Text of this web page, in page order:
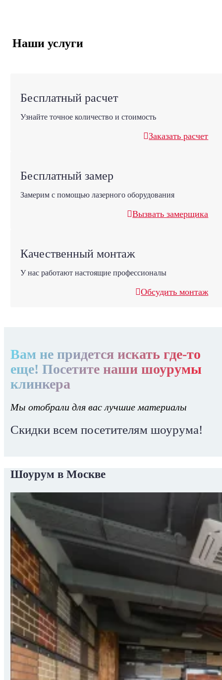
Наши услуги
Бесплатный расчет
Узнайте точное количество и стоимость
Заказать расчет
Бесплатный замер
Замерим с помощью лазерного оборудования
Вызвать замерщика
Качественный монтаж
У нас работают настоящие профессионалы
Обсудить монтаж
Вам не придется искать где-то
еще! Посетите наши шоурумы
клинкера
Мы отобрали для вас лучшие материалы
Скидки всем посетителям шоурума!
Шоурум в Москве